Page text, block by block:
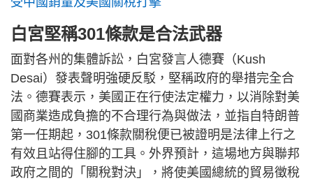
白宮堅稱301條款是合法武器
面對各州的集體訴訟，白宮發言人德賽（Kush
Desai）發表聲明強硬反駁，堅稱政府的舉措完全合
法。德賽表示，美國正在行使法定權力，以消除對美
國商業造成負擔的不合理行為與做法，並指自特朗普
第一任期起，301條款關稅便已被證明是法律上行之
有效且站得住腳的工具。外界預計，這場地方與聯邦
政府之間的「關稅對決」，將使美國總統的貿易徵稅